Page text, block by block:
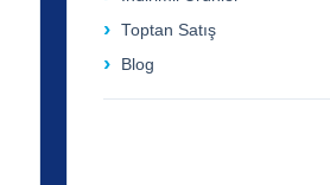
Toptan Satış
Blog